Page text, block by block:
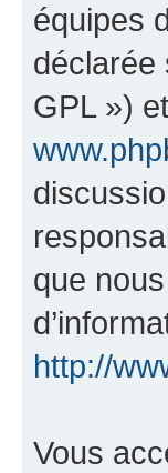
équipes
déclarée
GPL »)
que
http://
Vous